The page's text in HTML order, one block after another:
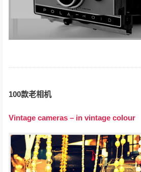
100款老相机
Vintage cameras – in vintage colour